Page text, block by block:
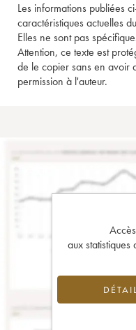
Les informations publiées
caractéristiques actuelles
Elles ne sont pas
Attention, ce texte est
de le copier sans en avoir
permission à l'auteur.
aux